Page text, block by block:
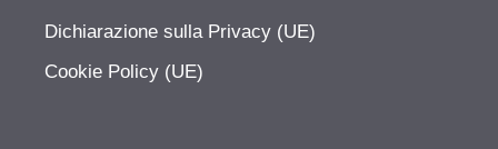
Dichiarazione sulla Privacy (UE)
Cookie Policy (UE)